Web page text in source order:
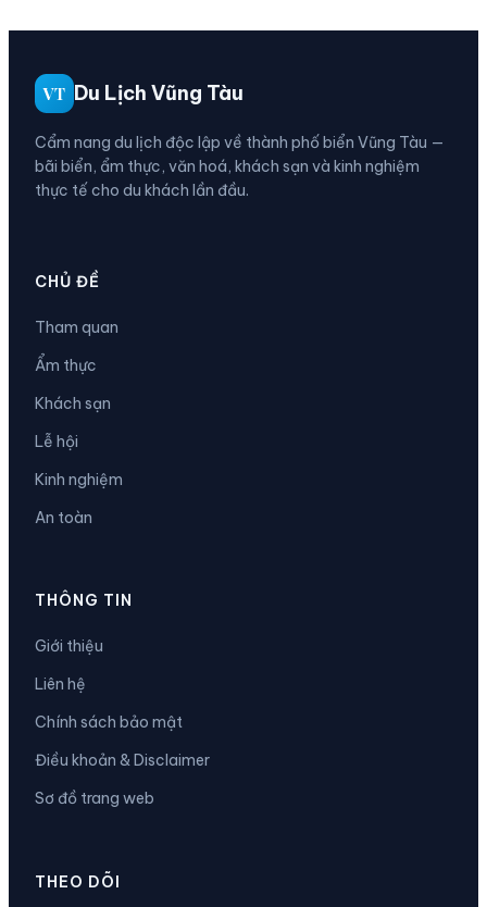
VT Du Lịch Vũng Tàu
Cẩm nang du lịch độc lập về thành phố biển Vũng Tàu —
bãi biển, ẩm thực, văn hoá, khách sạn và kinh nghiệm
thực tế cho du khách lần đầu.
CHỦ ĐỀ
Tham quan
Ẩm thực
Khách sạn
Lễ hội
Kinh nghiệm
An toàn
THÔNG TIN
Giới thiệu
Liên hệ
Chính sách bảo mật
Điều khoản & Disclaimer
Sơ đồ trang web
THEO DÕI